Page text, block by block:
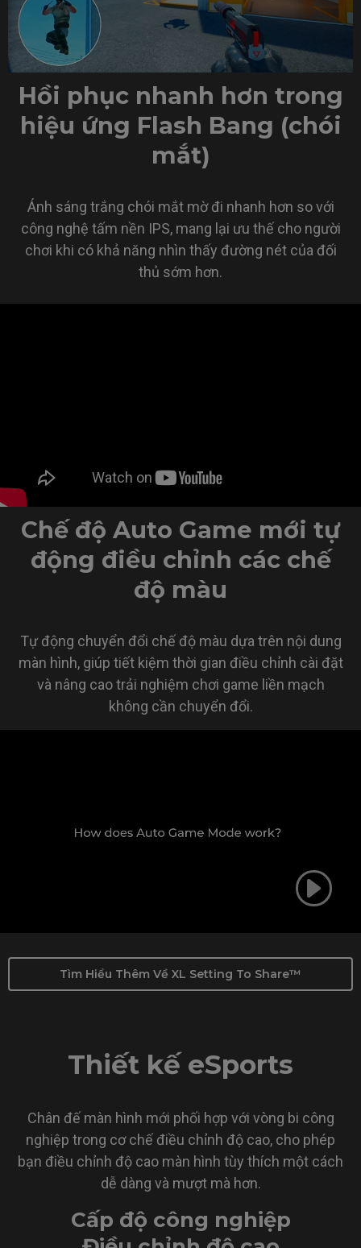
Hồi phục nhanh hơn trong
hiệu ứng Flash Bang (chói
mắt)
Ánh sáng trắng chói mắt mờ đi nhanh hơn so với
công nghệ tấm nền IPS, mang lại ưu thế cho người
chơi khi có khả năng nhìn thấy đường nét của đối
thủ sớm hơn.
Chế độ Auto Game mới tự
động điều chỉnh các chế
độ màu
Tự động chuyển đổi chế độ màu dựa trên nội dung
màn hình, giúp tiết kiệm thời gian điều chỉnh cài đặt
và nâng cao trải nghiệm chơi game liền mạch
không cần chuyển đổi.
Tìm Hiểu Thêm Về XL Setting To Share™
Thiết kế eSports
Chân đế màn hình mới phối hợp với vòng bi công
nghiệp trong cơ chế điều chỉnh độ cao, cho phép
bạn điều chỉnh độ cao màn hình tùy thích một cách
dễ dàng và mượt mà hơn.
Cấp độ công nghiệp